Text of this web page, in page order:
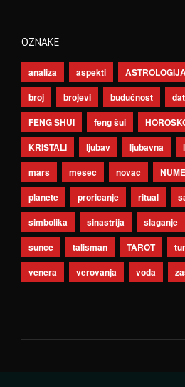
OZNAKE
analiza aspekti
broj
brojevi budućnost
FENG SHUI
feng šui
KRISTALI
ljubav ljubavna
mars
mesec novac
planete
proricanje ritual
simbolika
sinastrija slaganje
sunce
talisman TAROT
venera
verovanja voda